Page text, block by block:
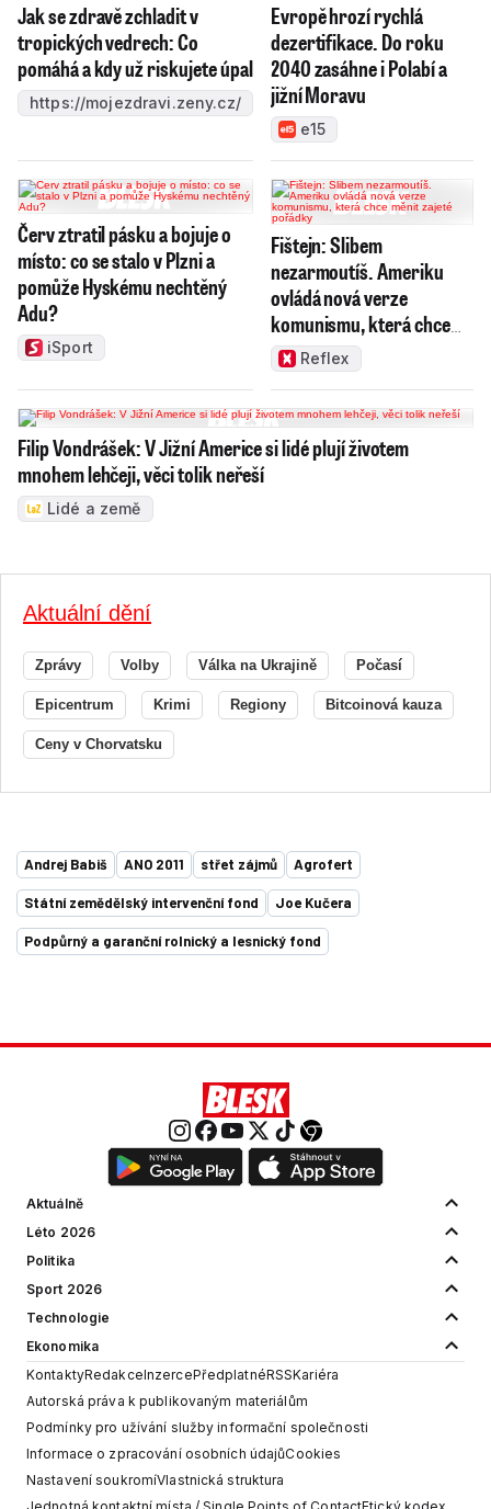
Jak se zdravě zchladit v
tropických vedrech: Co
pomáhá a kdy už riskujete úpal
https://mojezdravi.zeny.cz/
Evropě hrozí rychlá
dezertifikace. Do roku
2040 zasáhne i Polabí a
jižní Moravu
e15
Červ ztratil pásku a bojuje o
místo: co se stalo v Plzni a
pomůže Hyskému nechtěný
Adu?
iSport
Fištejn: Slibem
nezarmoutíš. Ameriku
ovládá nová verze
komunismu, která chce
měnit zajeté pořádky
Reflex
Filip Vondrášek: V Jižní Americe si lidé plují životem
mnohem lehčeji, věci tolik neřeší
Lidé a země
Aktuální dění
Zprávy Volby Válka na Ukrajině Počasí
Epicentrum Krimi Regiony Bitcoinová kauza
Ceny v Chorvatsku
Andrej Babiš ANO 2011 střet zájmů Agrofert
Státní zemědělský intervenční fond Joe Kučera
Podpůrný a garanční rolnický a lesnický fond
Aktuálně
Léto 2026
Politika
Sport 2026
Technologie
Ekonomika
KontaktyRedakceInzercePředplatnéRSSKariéra
Autorská práva k publikovaným materiálům
Podmínky pro užívání služby informační společnosti
Informace o zpracování osobních údajůCookies
Nastavení soukromíVlastnická struktura